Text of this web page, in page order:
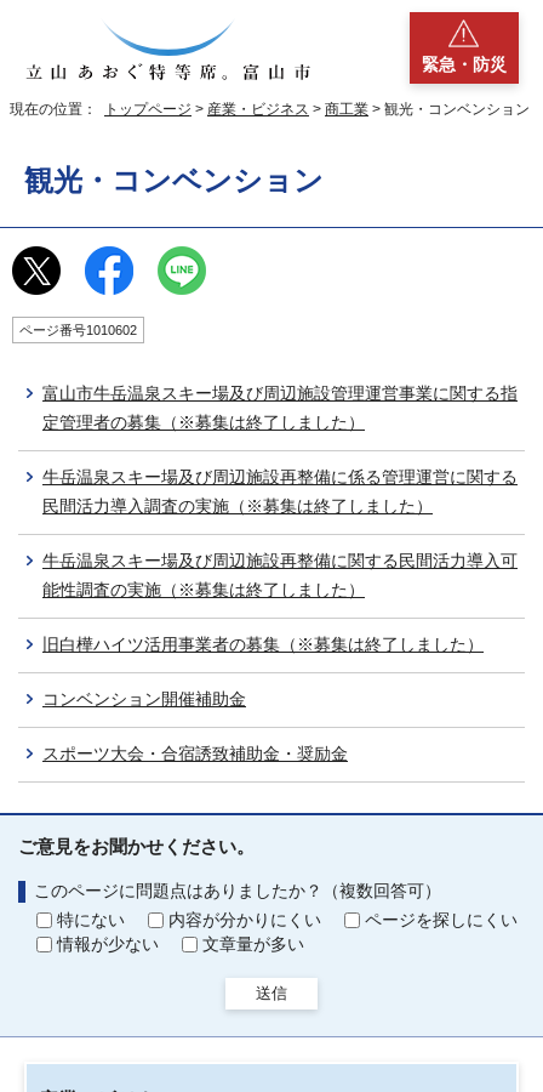
緊急・防災
現在の位置： トップページ > 産業・ビジネス > 商工業 > 観光・コンベンション
観光・コンベンション
ページ番号1010602
富山市牛岳温泉スキー場及び周辺施設管理運営事業に関する指
定管理者の募集（※募集は終了しました）
牛岳温泉スキー場及び周辺施設再整備に係る管理運営に関する
民間活力導入調査の実施（※募集は終了しました）
牛岳温泉スキー場及び周辺施設再整備に関する民間活力導入可
能性調査の実施（※募集は終了しました）
旧白樺ハイツ活用事業者の募集（※募集は終了しました）
コンベンション開催補助金
スポーツ大会・合宿誘致補助金・奨励金
ご意見をお聞かせください。
このページに問題点はありましたか？（複数回答可）
特にない
内容が分かりにくい
ページを探しにくい
情報が少ない
文章量が多い
送信